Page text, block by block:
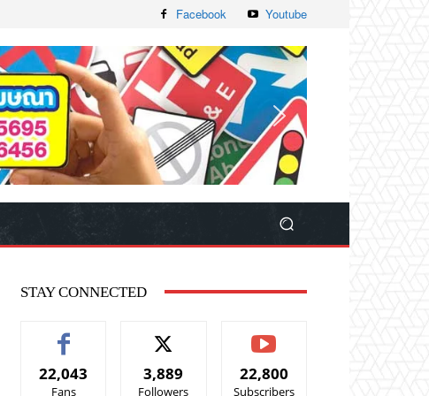
Facebook Youtube
STAY CONNECTED
22,043
Fans
3,889
Followers
22,800
Subscribers